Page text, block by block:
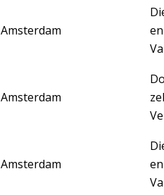
Amsterdam
en
Amsterdam
Amsterdam
en